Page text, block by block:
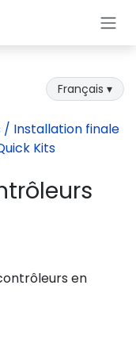
Français ▾
/ Installation finale
Kits
en